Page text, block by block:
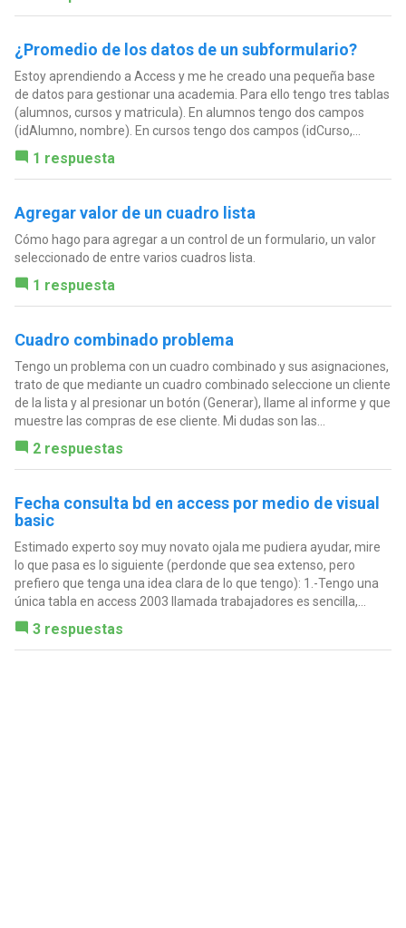
¿Promedio de los datos de un subformulario?
Estoy aprendiendo a Access y me he creado una pequeña base
de datos para gestionar una academia. Para ello tengo tres tablas
(alumnos, cursos y matricula). En alumnos tengo dos campos
(idAlumno, nombre). En cursos tengo dos campos (idCurso,...
1 respuesta
Agregar valor de un cuadro lista
Cómo hago para agregar a un control de un formulario, un valor
seleccionado de entre varios cuadros lista.
1 respuesta
Cuadro combinado problema
Tengo un problema con un cuadro combinado y sus asignaciones,
trato de que mediante un cuadro combinado seleccione un cliente
de la lista y al presionar un botón (Generar), llame al informe y que
muestre las compras de ese cliente. Mi dudas son las...
2 respuestas
Fecha consulta bd en access por medio de visual
basic
Estimado experto soy muy novato ojala me pudiera ayudar, mire
lo que pasa es lo siguiente (perdonde que sea extenso, pero
prefiero que tenga una idea clara de lo que tengo): 1.-Tengo una
única tabla en access 2003 llamada trabajadores es sencilla,...
3 respuestas